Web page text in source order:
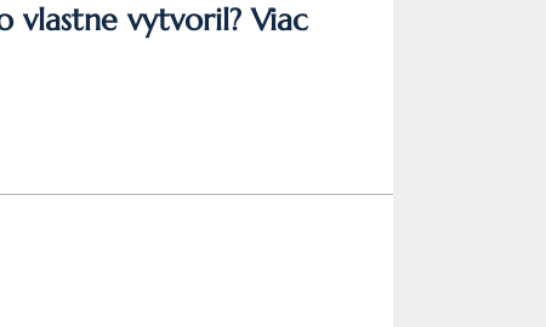
vlastne vytvoril? Viac